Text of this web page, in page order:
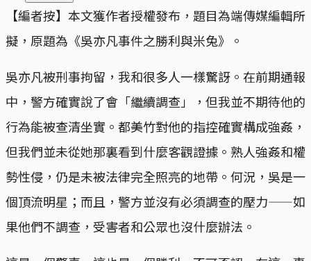
【編者按】本文獲作者授權發布，題目為端傳媒編輯所
擬，原題為《吳亦凡事件之勝利與米兔》。
吳亦凡被刑事拘留，我和很多人一樣驚訝。在前期通報
中，警方確實說了會「繼續調查」，但我並不期待他的
行為能被查清坐實。都美竹對他的指控確實構成強姦，
但我們並未從她那裏看到什麼客觀證據。熟人強姦和權
勢性侵，仍是未被法律完全照亮的地帶。何況，吳是一
個頂流明星；而且，警方並沒有必須調查的壓力——如
果他們不調查，受害者和公眾也沒什麼辦法。